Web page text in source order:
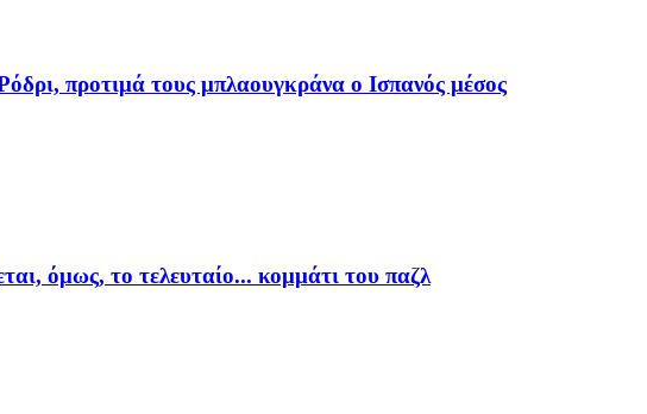
προτιμά τους μπλαουγκράνα ο Ισπανός μέσος
όμως, το τελευταίο... κομμάτι του παζλ